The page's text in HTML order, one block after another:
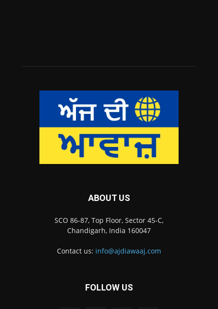
ABOUT US
SCO 86-87, Top Floor, Sector 45-C,
Chandigarh, India 160047
Contact us: info@ajdiawaaj.com
FOLLOW US